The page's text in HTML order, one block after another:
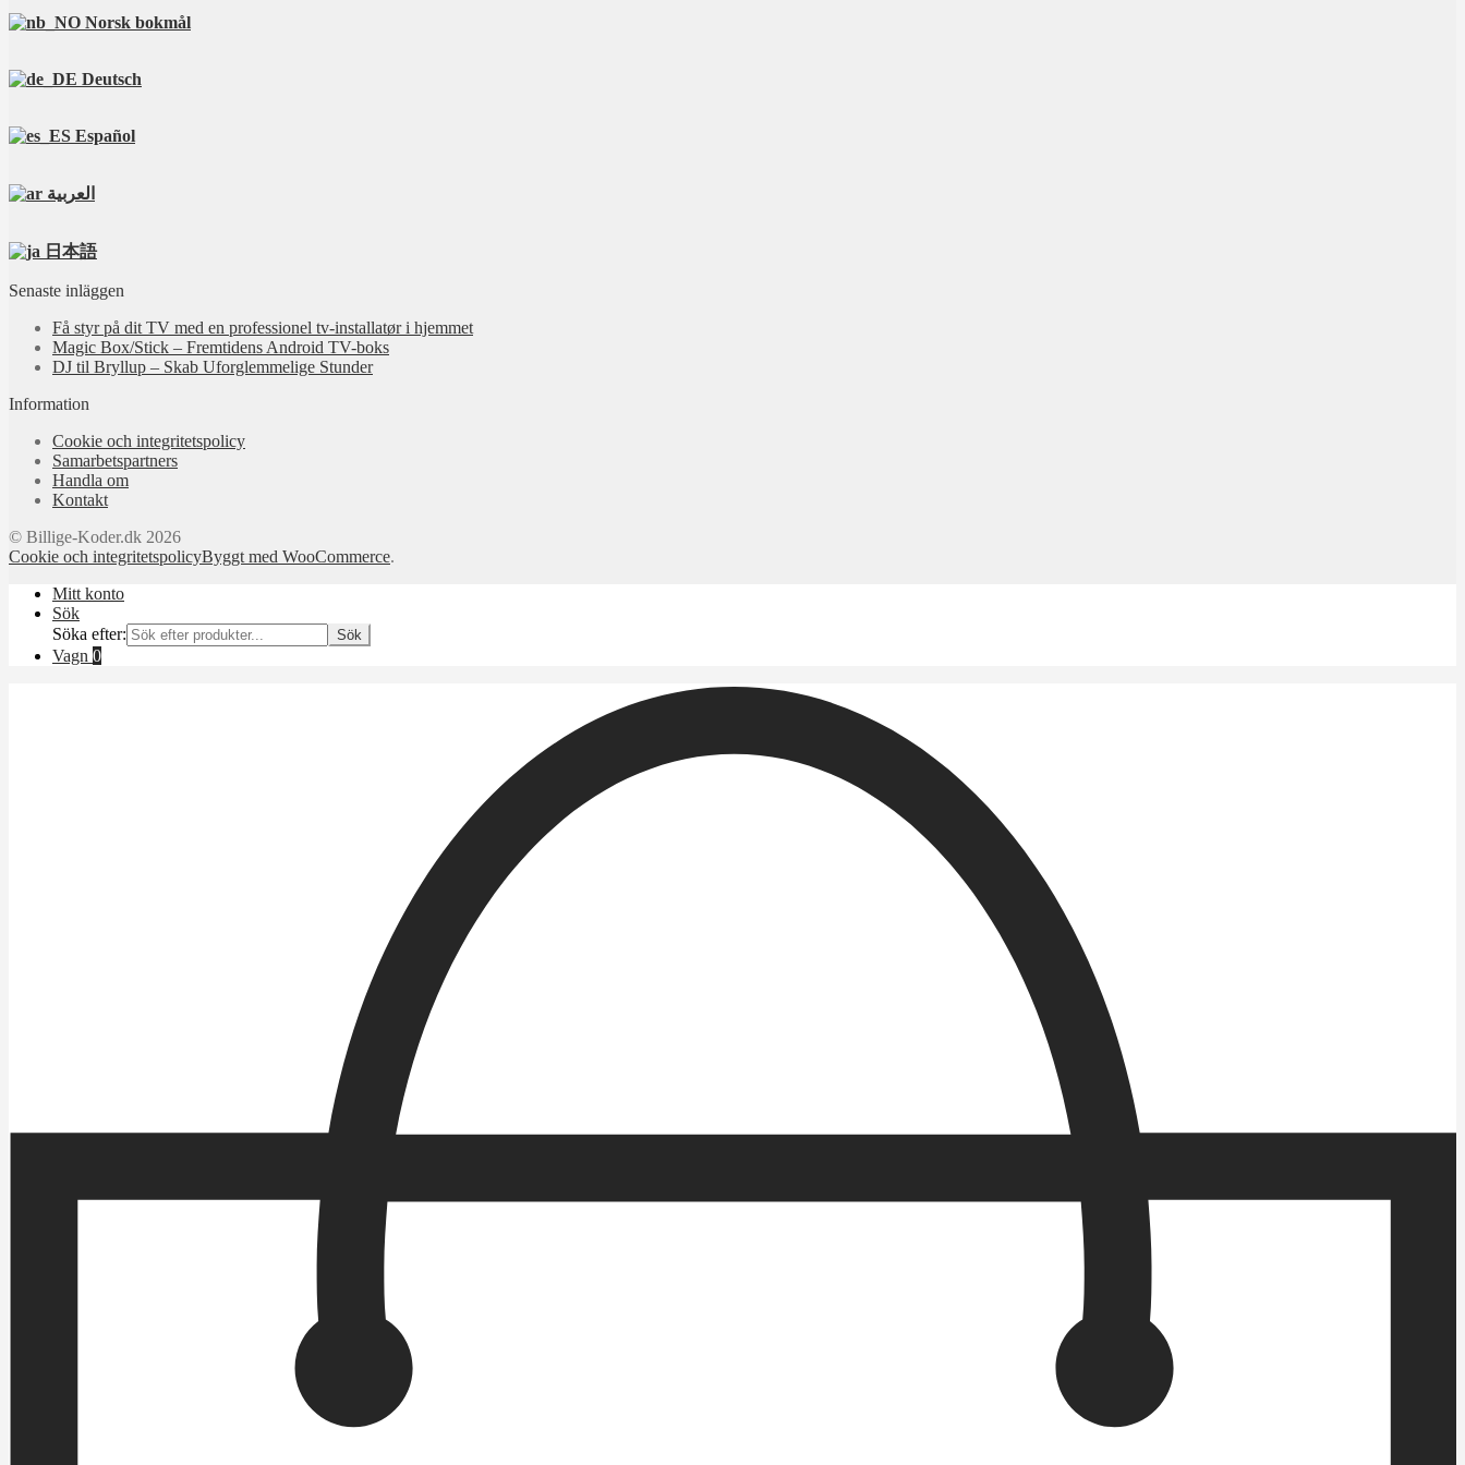
Norsk bokmål
Deutsch
Español
العربية
日本語
Senaste inläggen
Få styr på dit TV med en professionel tv‑installatør i hjemmet
Magic Box/Stick – Fremtidens Android TV-boks
DJ til Bryllup – Skab Uforglemmelige Stunder
Information
Cookie och integritetspolicy
Samarbetspartners
Handla om
Kontakt
© Billige-Koder.dk 2026
Cookie och integritetspolicyByggt med WooCommerce.
Mitt konto
Sök
Söka efter:
Sök
Vagn 0